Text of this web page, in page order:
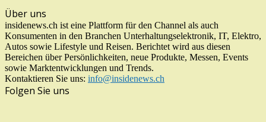
Über uns
insidenews.ch ist eine Plattform für den Channel als auch
Konsumenten in den Branchen Unterhaltungselektronik, IT, Elektro,
Autos sowie Lifestyle und Reisen. Berichtet wird aus diesen
Bereichen über Persönlichkeiten, neue Produkte, Messen, Events
sowie Marktentwicklungen und Trends.
Kontaktieren Sie uns: info@insidenews.ch
Folgen Sie uns